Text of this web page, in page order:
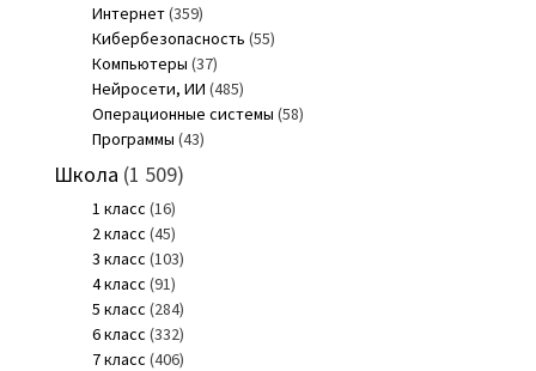
Интернет(359)
Кибербезопасность (55)
Компьютеры (37)
Нейросети, ИИ (485)
Операционные системы (58)
Программы (43)
Школа (1 509)
1 класс (16)
2 класс (45)
3 класс (103)
4 класс (91)
5 класс (284)
6 класс (332)
7 класс (406)